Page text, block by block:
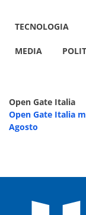
TECNOLOGIA
MEDIA
Open Gate Italia
Open Gate Italia
Agosto